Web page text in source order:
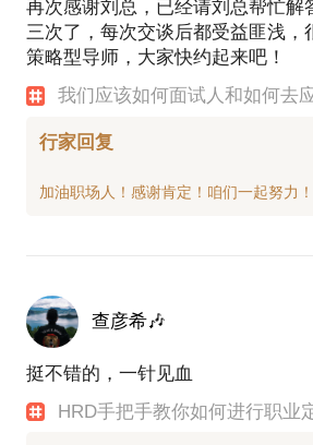
再次感谢刘总，已经请刘总帮忙解
三次了，每次交谈后都受益匪浅，
策略型导师，大家快约起来吧！
我们应该如何面试人和如何去
行家回复
查彦希🎶
挺不错的，一针见血
HRD手把手教你如何进行职业